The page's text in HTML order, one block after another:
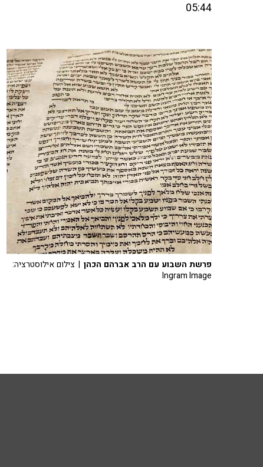
05:44
פרשת השבוע עם הרב אברהם הכהן | צילום אילוסטרציה:
Ingram Image